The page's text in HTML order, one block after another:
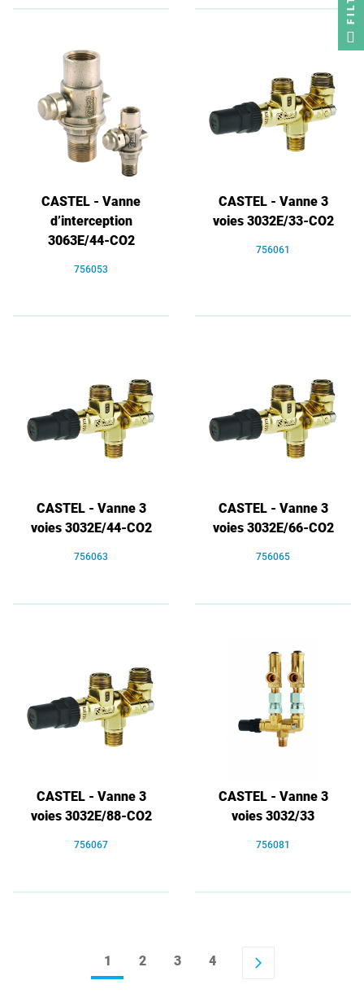
CASTEL - Vanne
d’interception
3063E/44-CO2
756053
CASTEL - Vanne 3
voies 3032E/33-CO2
756061
CASTEL - Vanne 3
voies 3032E/44-CO2
756063
CASTEL - Vanne 3
voies 3032E/66-CO2
756065
CASTEL - Vanne 3
voies 3032E/88-CO2
756067
CASTEL - Vanne 3
voies 3032/33
756081
1 2 3 4 arrow_forward_ios